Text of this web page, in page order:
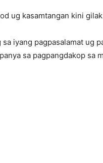
ug kasamtangan kini
iyang pagpasalamat ug
sa pagpangdakop sa